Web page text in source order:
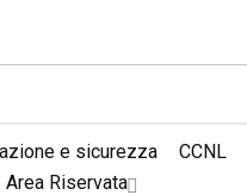
e sicurezza CCNL
Area Riservata